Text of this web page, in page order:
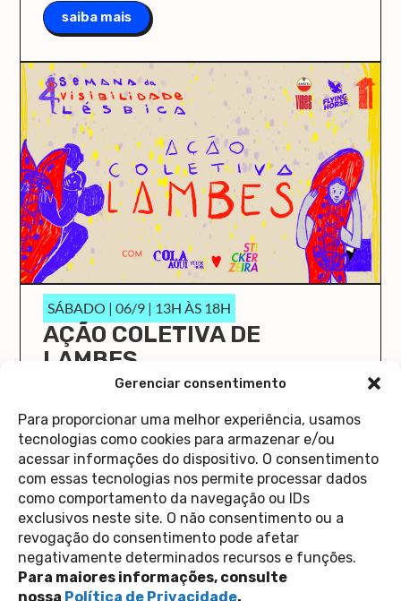
Gerenciar consentimento
Para proporcionar uma melhor experiência, usamos
tecnologias como cookies para armazenar e/ou
acessar informações do dispositivo. O consentimento
com essas tecnologias nos permite processar dados
como comportamento da navegação ou IDs
exclusivos neste site. O não consentimento ou a
revogação do consentimento pode afetar
negativamente determinados recursos e funções.
Para maiores informações, consulte
nossa Política de Privacidade.
saiba mais
SÁBADO | 06/9 | 13H ÀS 18H
AÇÃO COLETIVA DE
LAMBES
O Cola Aqui/Stick Here vai ocupar a Casa 1 de
saiba mais
Política de Privacidade
Perguntas Frequentes
copyright 2026